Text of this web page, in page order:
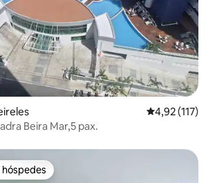
4,92 de uma
4,92 (117)
Beira Mar,5 pax.
preferidos dos hóspedes